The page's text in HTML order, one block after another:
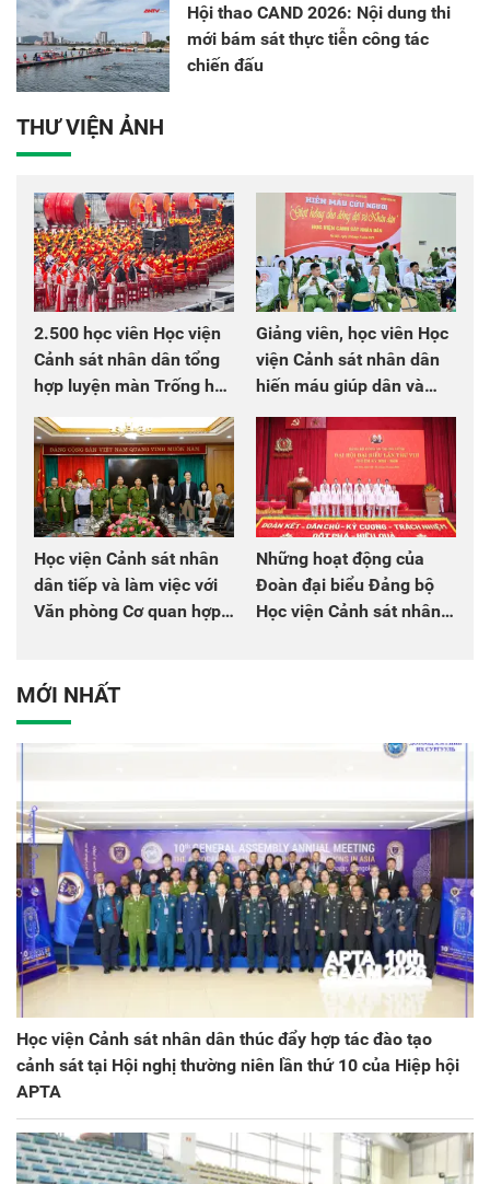
Hội thao CAND 2026: Nội dung thi
mới bám sát thực tiễn công tác
chiến đấu
THƯ VIỆN ẢNH
2.500 học viên Học viện
Cảnh sát nhân dân tổng
hợp luyện màn Trống hội
chào mừng Đại hội Đảng
Giảng viên, học viên Học
viện Cảnh sát nhân dân
hiến máu giúp dân và
đồng đội
Học viện Cảnh sát nhân
dân tiếp và làm việc với
Văn phòng Cơ quan hợp
Những hoạt động của
Đoàn đại biểu Đảng bộ
Học viện Cảnh sát nhân
MỚI NHẤT
Học viện Cảnh sát nhân dân thúc đẩy hợp tác đào tạo
cảnh sát tại Hội nghị thường niên lần thứ 10 của Hiệp hội
APTA